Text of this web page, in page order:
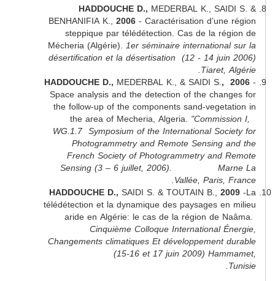
HADDOUCHE D., MEDERBAL K.,
BENHANIFIA K.,2006- Caractérisation
steppique par télédétection. Cas de la
Mécheria (Algérie).1er séminaire
désertification et la désertisation (12 - 14
HADDOUCHE D., MEDERBAL K., & SAIDI S.
Space analysis and the detection of the
the follow-up of the components sand-
the area of Mecheria, Algeria.
WG.1.7 Symposium of the International
Photogrammetry and Remote
French Society of Photogrammetry
Sensing (3 – 6 juillet, 2006).
Vallée,
HADDOUCHE D.,SAIDI S. & TOUTAIN B.,
télédétection et la dynamique des paysages
aride en Algérie: le cas de la région
Cinquième Colloque International
Changements climatiques Et
(15-16 et 17 juin 2009)